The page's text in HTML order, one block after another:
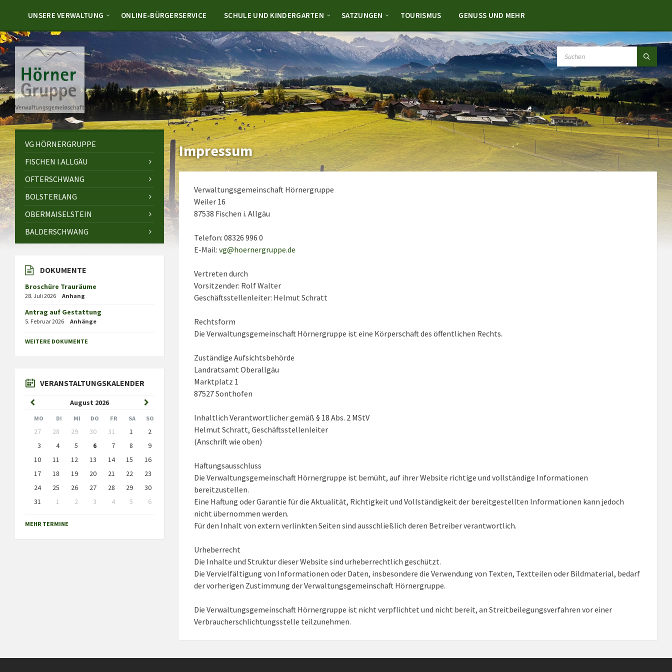
sidebar
UNSERE VERWALTUNG ONLINE-BÜRGERSERVICE SCHULE UND KINDERGARTEN SATZUNGEN TOURISMUS GENUSS UND MEHR
SEARCH:
Impressum
Verwaltungsgemeinschaft Hörnergruppe
Weiler 16
87538 Fischen i. Allgäu
Telefon: 08326 996 0
E-Mail:vg@hoernergruppe.de
Vertreten durch
Vorsitzender: Rolf Walter
Geschäftsstellenleiter: Helmut Schratt
Rechtsform
Die Verwaltungsgemeinschaft Hörnergruppe ist eine Körperschaft des öffentlichen Rechts.
Zuständige Aufsichtsbehörde
Landratsamt Oberallgäu
Marktplatz 1
87527 Sonthofen
Inhaltlich Verantwortlicher gemäß § 18 Abs. 2 MStV
Helmut Schratt, Geschäftsstellenleiter
(Anschrift wie oben)
Haftungsausschluss
Die Verwaltungsgemeinschaft Hörnergruppe ist bemüht, auf ihrer Website richtige und vollständige Informationen
bereitzustellen.
Eine Haftung oder Garantie für die Aktualität, Richtigkeit und Vollständigkeit der bereitgestellten Informationen kann jedoch
nicht übernommen werden.
Für den Inhalt von extern verlinkten Seiten sind ausschließlich deren Betreiber verantwortlich.
Urheberrecht
Die Inhalte und Struktur dieser Website sind urheberrechtlich geschützt.
Die Vervielfältigung von Informationen oder Daten, insbesondere die Verwendung von Texten, Textteilen oder Bildmaterial, bedarf
der vorherigen Zustimmung der Verwaltungsgemeinschaft Hörnergruppe.
Die Verwaltungsgemeinschaft Hörnergruppe ist nicht verpflichtet und nicht bereit, an Streitbeilegungsverfahren vor einer
Verbraucherschlichtungsstelle teilzunehmen.
VG HÖRNERGRUPPE
FISCHEN I.ALLGÄU
OFTERSCHWANG
BOLSTERLANG
OBERMAISELSTEIN
BALDERSCHWANG
DOKUMENTE
Broschüre Trauräume
28. Juli 2026 Anhang
Antrag auf Gestattung
5. Februar 2026 Anhänge
WEITERE DOKUMENTE
VERANSTALTUNGSKALENDER
August 2026
Previous
Month
Month
MO DI MI DO FR SA SO
Skip
calendar
days
27 28 29 30 31 1
2
3
4 5 6 7 8
9
10
11 12 13 14 15
16
17
18 19 20 21 22
23
24
25 26 27 28 29
30
31
1 2 3 4 5
6
to
calendar
MEHR TERMINE